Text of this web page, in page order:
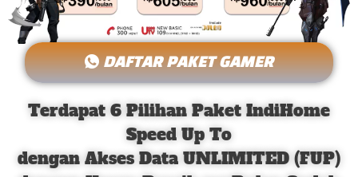
DAFTAR PAKET GAMER
Terdapat 6 Pilihan Paket IndiHome
Speed Up To
dengan Akses Data UNLIMITED (FUP)